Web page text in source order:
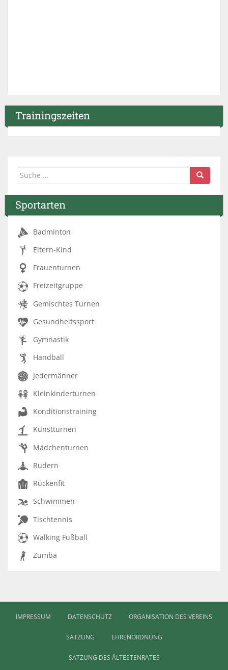
Trainingszeiten
Suche nach:
Sportarten
Badminton
Eltern-Kind
Frauenturnen
Freizeitgruppe
Gemischtes Turnen
Gesundheitssport
Gymnastik
Handball
Jedermänner
Kleinkinderturnen
Konditionstraining
Kunstturnen
Mädchenturnen
Rudern
Rückenfit
Schwimmen
Tischtennis
Walking Fußball
Zumba
IMPRESSUM DATENSCHUTZ ORGANISATION DES VEREINS
SATZUNG EHRENORDNUNG
SATZUNG DES ÄLTESTENRATES